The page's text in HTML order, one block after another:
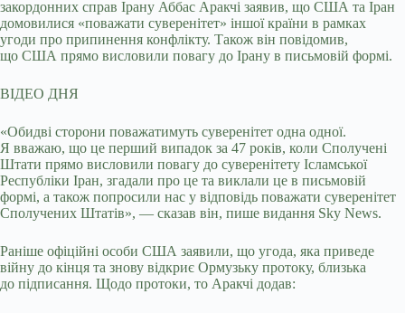
закордонних справ Ірану Аббас Аракчі заявив, що США та Іран
домовилися «поважати суверенітет» іншоїкраїни в рамках
угоди про припинення конфлікту. Також він повідомив,
що США прямо висловили повагу до Ірану в письмовій формі.
ВІДЕО ДНЯ
«Обидві сторони поважатимуть суверенітет одна одної.
Я вважаю, що це перший випадок за 47 років, коли Сполучені
Штати прямо висловили повагу до суверенітету Ісламської
Республіки Іран, згадали про це та виклали це в письмовій
формі, а також попросили нас у відповідь поважати суверенітет
Сполучених Штатів», — сказав він, пише видання Sky News.
Раніше офіційні особи США заявили, що угода, яка приведе
війну до кінця та знову відкриє Ормузьку протоку, близька
до підписання. Щодо протоки, то Аракчі додав: